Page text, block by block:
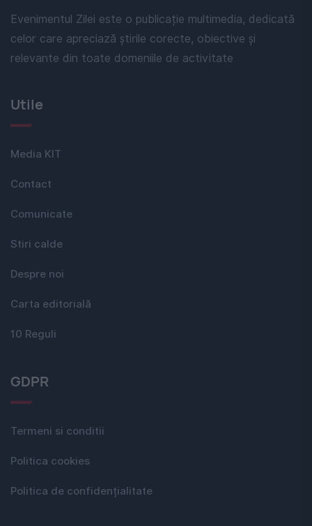
Evenimentul Zilei este o publicație multimedia, dedicată
celor care apreciază știrile corecte, obiective și
relevante din toate domeniile de activitate
Utile
Media KIT
Contact
Comunicate
Stiri calde
Despre noi
Carta editorială
10 Reguli
GDPR
Termeni si conditii
Politica cookies
Politica de confidențialitate